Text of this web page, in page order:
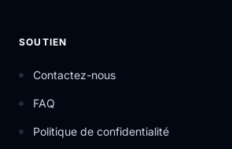
SOUTIEN
Contactez-nous
FAQ
Politique de confidentialité